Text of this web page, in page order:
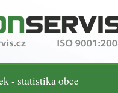
- statistika obce